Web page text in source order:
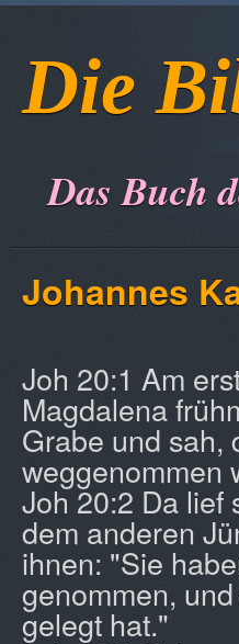
Die
Das Buch
Johannes
Joh 20:1 Am
Magdalena
Grabe und sah,
weggenommen
Joh 20:2 Da lief
dem anderen
ihnen: "Sie
genommen,
gelegt hat."